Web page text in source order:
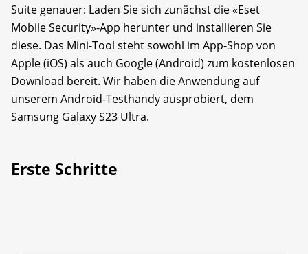
Suite genauer: Laden Sie sich zunächst die «Eset
Mobile Security»-App herunter und installieren Sie
diese. Das Mini-Tool steht sowohl im App-Shop von
Apple (iOS) als auch Google (Android) zum kostenlosen
Download bereit. Wir haben die Anwendung auf
unserem Android-Testhandy ausprobiert, dem
Samsung Galaxy S23 Ultra.
Erste Schritte